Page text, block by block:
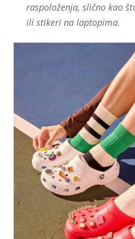
raspoloženja, slično kao
ili stikeri na laptopima.